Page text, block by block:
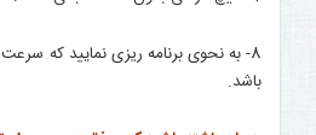
8- به نحوی برنامه ریزی نمایید که
باشد.